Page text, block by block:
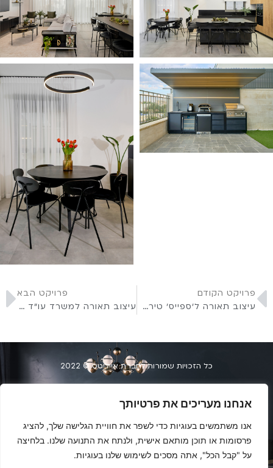
אנחנו מעריכים את פרטיותך
אנו משתמשים בעוגיות כדי לשפר את חוויית הגלישה שלך, להציג
פרסומות או תוכן מותאם אישית, ולנתח את התנועה שלנו. בלחיצה
על "קבל הכל", אתה מסכים לשימוש שלנו בעוגיות.
פרויקט הקודם
עיצוב תאורה ל'ספייס' טירת הכרמל
פרויקט הבא
עיצוב תאורה למשרד עו"ד בקריות
כל הזכויות שמורות לחברת אייליטס © 2022